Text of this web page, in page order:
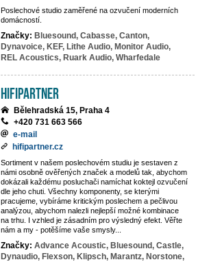
Poslechové studio zaměřené na ozvučení moderních
domácností.
Značky: Bluesound, Cabasse, Canton,
Dynavoice, KEF, Lithe Audio, Monitor Audio,
REL Acoustics, Ruark Audio, Wharfedale
HIFIpartner
Bělehradská 15, Praha 4
+420 731 663 566
e-mail
hifipartner.cz
Sortiment v našem poslechovém studiu je sestaven z
námi osobně ověřených značek a modelů tak, abychom
dokázali každému posluchači namíchat koktejl ozvučení
dle jeho chuti. Všechny komponenty, se kterými
pracujeme, vybíráme kritickým poslechem a pečlivou
analýzou, abychom nalezli nejlepší možné kombinace
na trhu. I vzhled je zásadním pro výsledný efekt. Věřte
nám a my - potěšíme vaše smysly...
Značky: Advance Acoustic, Bluesound, Castle,
Dynaudio, Flexson, Klipsch, Marantz, Norstone,